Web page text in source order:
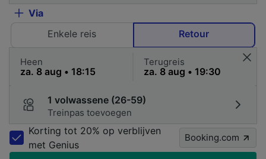
Via
Enkele reis
Retour
Heen Terugreis
1 volwassene (26-59)
Treinpas toevoegen
Korting tot 20% op verblijven
met Genius
Booking.com